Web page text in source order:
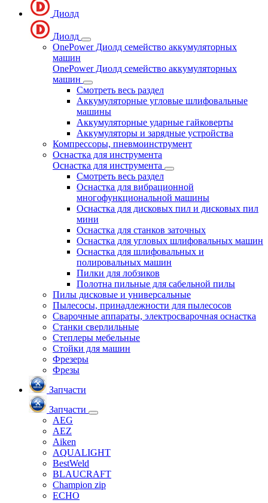
Диолд
Диолд
OnePower Диолд семейство аккумуляторных
машин
OnePower Диолд семейство аккумуляторных
машин
Смотреть весь раздел
Аккумуляторные угловые шлифовальные
машины
Аккумуляторные ударные гайковерты
Аккумуляторы и зарядные устройства
Компрессоры, пневмоинструмент
Оснастка для инструмента
Оснастка для инструмента
Смотреть весь раздел
Оснастка для вибрационной
многофункциональной машины
Оснастка для дисковых пил и дисковых пил
мини
Оснастка для станков заточных
Оснастка для угловых шлифовальных машин
Оснастка для шлифовальных и
полировальных машин
Пилки для лобзиков
Полотна пильные для сабельной пилы
Пилы дисковые и универсальные
Пылесосы, принадлежности для пылесосов
Сварочные аппараты, электросварочная оснастка
Станки сверлильные
Степлеры мебельные
Стойки для машин
Фрезеры
Фрезы
Запчасти
Запчасти
AEG
AEZ
Aiken
AQUALIGHT
BestWeld
BLAUCRAFT
Champion zip
ECHO